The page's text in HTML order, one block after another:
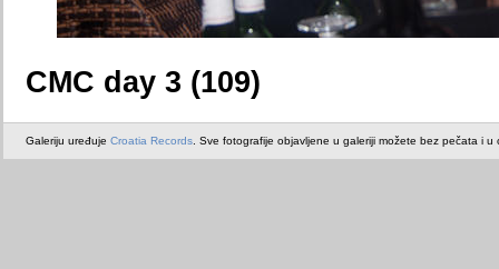
CMC day 3 (109)
Galeriju uređuje Croatia Records . Sve fotografije objavljene u galeriji možete bez pečata i